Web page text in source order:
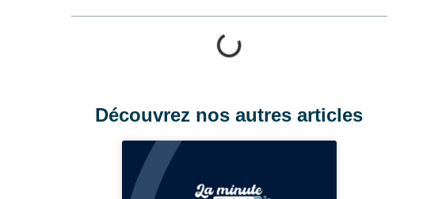
Découvrez nos autres articles